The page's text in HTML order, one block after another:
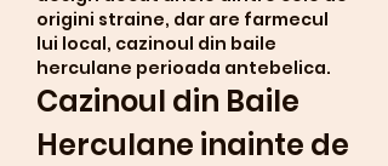
origini straine, dar are farmecul
lui local, cazinoul din baile
herculane perioada antebelica.
Cazinoul din Baile
Herculane inainte de